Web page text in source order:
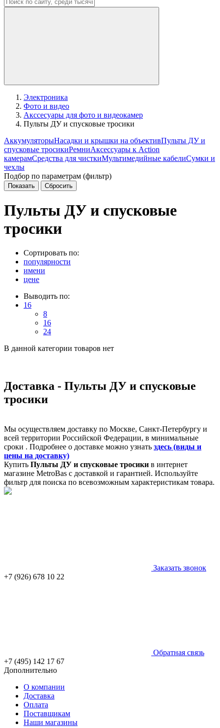
Электроника
Фото и видео
Акссесуары для фото и видеокамер
Пульты ДУ и спусковые тросики
АккумуляторыНасадки и крышки на объективПульты ДУ и
спусковые тросикиРемниАксессуары к Action
камерамСредства для чисткиМультимедийные кабелиСумки и
чехлы
Подбор по параметрам (фильтр)
Пульты ДУ и спусковые
тросики
Сортировать по:
популярности
имени
цене
Выводить по:
16
8
16
24
В данной категории товаров нет
Доставка - Пульты ДУ и спусковые
тросики
Мы осуществляем доставку по Москве, Санкт-Петербургу и
всей территории Российской Федерации, в минимальные
сроки . Подробнее о доставке можно узнать здесь (виды и
цены на доставку)
Купить Пульты ДУ и спусковые тросики в интернет
магазине MetroBas с доставкой и гарантией. Используйте
фильтр для поиска по всевозможным характеристикам товара.
Заказать звонок
+7 (926) 678 10 22
Обратная связь
+7 (495) 142 17 67
Дополнительно
О компании
Доставка
Оплата
Поставщикам
Наши магазины